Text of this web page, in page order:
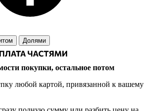
Долями
покупки, остальное потом
любой картой, привязанной к вашему